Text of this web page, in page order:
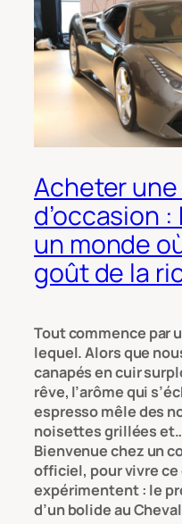
Acheter une
d’occasion
un monde
goût de la
Tout commence par
lequel. Alors que
canapés en cuir
rêve, l’arôme qui
espresso mêle des
noisettes grillées
Bienvenue chez un
officiel, pour vivre ce
expérimentent : le
d’un bolide au